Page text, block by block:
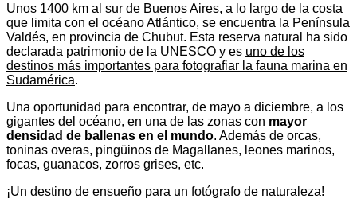
Unos 1400 km al sur de Buenos Aires, a lo largo de la costa
que limita con el océano Atlántico, se encuentra la Península
Valdés, en provincia de Chubut. Esta reserva natural ha sido
declarada patrimonio de la UNESCO y es uno de los
destinos más importantes para fotografiar la fauna marina en
Sudamérica.
Una oportunidad para encontrar, de mayo a diciembre, a los
gigantes del océano, en una de las zonas con mayor
densidad de ballenas en el mundo. Además de orcas,
toninas overas, pingüinos de Magallanes, leones marinos,
focas, guanacos, zorros grises, etc.
¡Un destino de ensueño para un fotógrafo de naturaleza!